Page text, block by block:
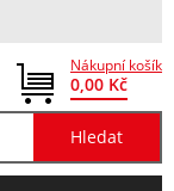
Nákupní košík
0,00 Kč